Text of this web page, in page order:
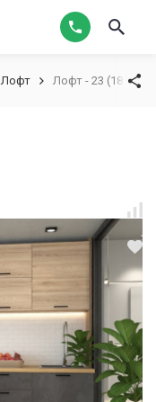
Лофт Лофт - 23 (1800